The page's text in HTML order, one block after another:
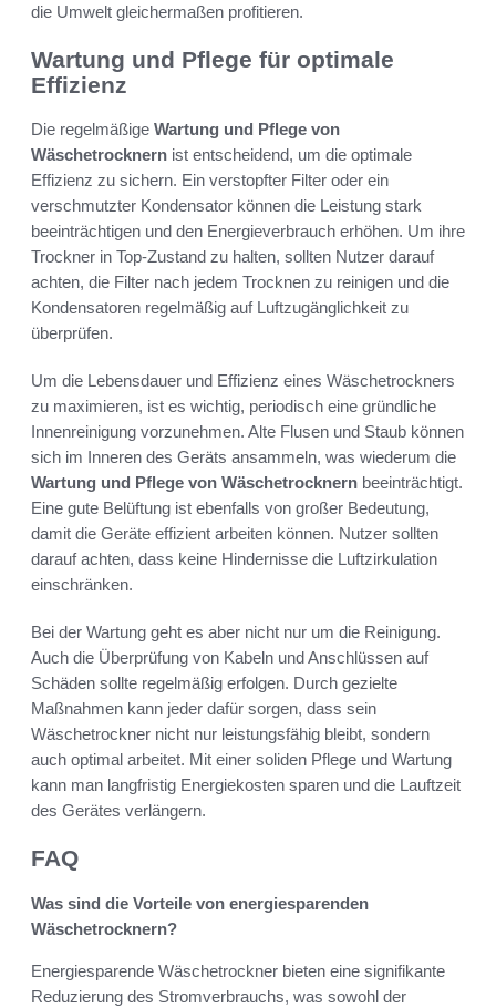
die Umwelt gleichermaßen profitieren.
Wartung und Pflege für optimale
Effizienz
Die regelmäßige Wartung und Pflege von
Wäschetrocknern ist entscheidend, um die optimale
Effizienz zu sichern. Ein verstopfter Filter oder ein
verschmutzter Kondensator können die Leistung stark
beeinträchtigen und den Energieverbrauch erhöhen. Um ihre
Trockner in Top-Zustand zu halten, sollten Nutzer darauf
achten, die Filter nach jedem Trocknen zu reinigen und die
Kondensatoren regelmäßig auf Luftzugänglichkeit zu
überprüfen.
Um die Lebensdauer und Effizienz eines Wäschetrockners
zu maximieren, ist es wichtig, periodisch eine gründliche
Innenreinigung vorzunehmen. Alte Flusen und Staub können
sich im Inneren des Geräts ansammeln, was wiederum die
Wartung und Pflege von Wäschetrocknern beeinträchtigt.
Eine gute Belüftung ist ebenfalls von großer Bedeutung,
damit die Geräte effizient arbeiten können. Nutzer sollten
darauf achten, dass keine Hindernisse die Luftzirkulation
einschränken.
Bei der Wartung geht es aber nicht nur um die Reinigung.
Auch die Überprüfung von Kabeln und Anschlüssen auf
Schäden sollte regelmäßig erfolgen. Durch gezielte
Maßnahmen kann jeder dafür sorgen, dass sein
Wäschetrockner nicht nur leistungsfähig bleibt, sondern
auch optimal arbeitet. Mit einer soliden Pflege und Wartung
kann man langfristig Energiekosten sparen und die Lauftzeit
des Gerätes verlängern.
FAQ
Was sind die Vorteile von energiesparenden
Wäschetrocknern?
Energiesparende Wäschetrockner bieten eine signifikante
Reduzierung des Stromverbrauchs, was sowohl der